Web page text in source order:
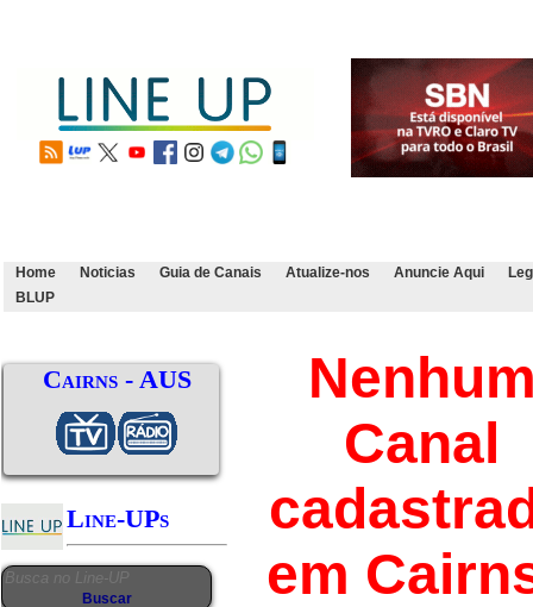
Home Noticias Guia de Canais Atualize-nos Anuncie Aqui
BLUP
Cairns - AUS
Line-UPs
Canal
em